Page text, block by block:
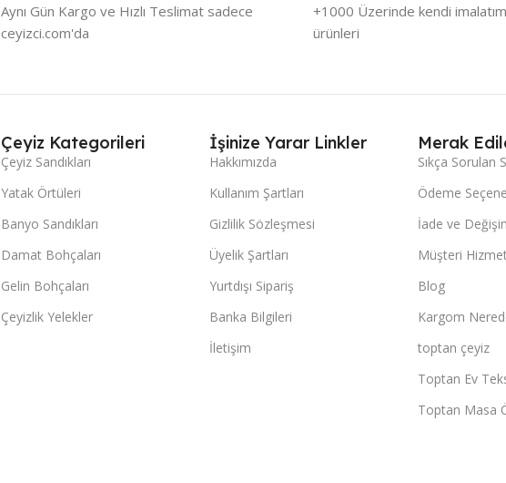
Aynı Gün Kargo ve Hızlı Teslimat sadece
ceyizci.com'da
+1000 Üzerinde kendi
ürünleri
Çeyiz Kategorileri
Çeyiz Sandıkları
Yatak Örtüleri
Banyo Sandıkları
Damat Bohçaları
Gelin Bohçaları
Çeyizlik Yelekler
İşinize Yarar Linkler
Hakkımızda
Kullanım Şartları
Gizlilik Sözleşmesi
Üyelik Şartları
Yurtdışı Sipariş
Banka Bilgileri
İletişim
Merak
Sıkça Sorulan
Ödeme
İade ve
Müşteri
Blog
Kargom
toptan çeyiz
Toptan Ev
Toptan Masa